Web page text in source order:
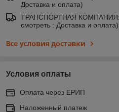
Доставка и оплата)
ТРАНСПОРТНАЯ
смотреть : Доставка и оплата)
Все условия доставки
Условия оплаты
Оплата через ЕРИП
Наложенный платеж